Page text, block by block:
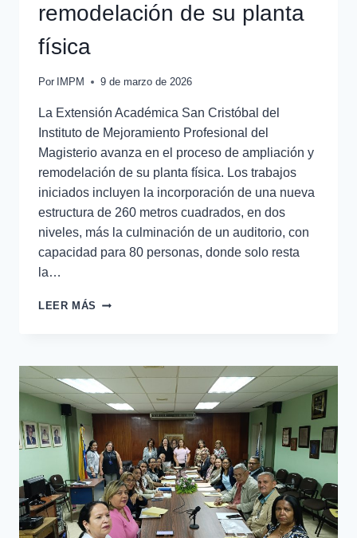
remodelación de su planta
física
Por IMPM 9 de marzo de 2026
La Extensión Académica San Cristóbal del
Instituto de Mejoramiento Profesional del
Magisterio avanza en el proceso de ampliación y
remodelación de su planta física. Los trabajos
iniciados incluyen la incorporación de una nueva
estructura de 260 metros cuadrados, en dos
niveles, más la culminación de un auditorio, con
capacidad para 80 personas, donde solo resta
la…
LEER MÁS